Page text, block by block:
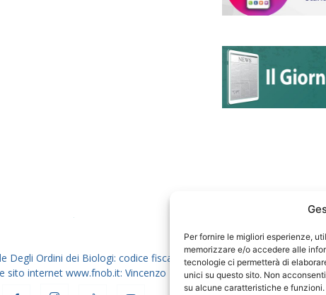
Per fornire le migliori esperienze,
memorizzare e/o accedere alle
tecnologie ci permetterà di
unici su questo sito. Non
su alcune caratteristiche e funzioni.
dei
Degli Ordini dei Biologi: codice fiscale 80069130583
sito internet www.fnob.it: Vincenzo D'Anna